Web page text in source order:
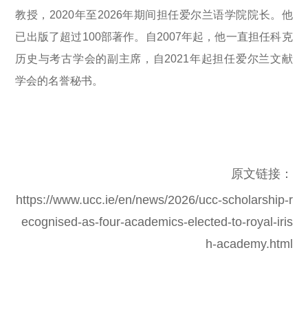
教授， 2020年至2026年期间担任爱尔兰语学院院长。他
已出版了超过100部著作。自2007年起，他一直担任科克
历史与考古学会的副主席，自2021年起担任爱尔兰文献
学会的名誉秘书。
原文链接：
https://www.ucc.ie/en/news/2026/ucc-scholarship-r
ecognised-as-four-academics-elected-to-royal-iris
h-academy.html